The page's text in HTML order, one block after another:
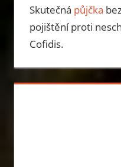
Skutečná půjčka
pojištění proti
Cofidis.